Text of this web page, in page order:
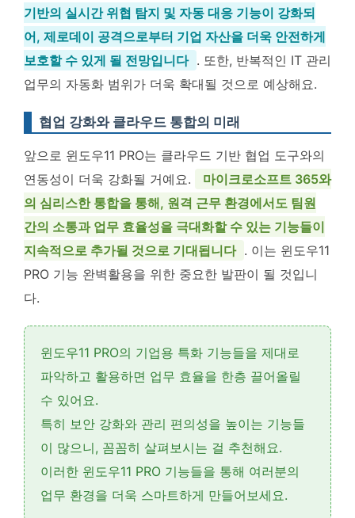
기반의 실시간 위협 탐지 및 자동 대응 기능이 강화되
어, 제로데이 공격으로부터 기업 자산을 더욱 안전하게
보호할 수 있게 될 전망입니다 . 또한, 반복적인 IT 관리
업무의 자동화 범위가 더욱 확대될 것으로 예상해요.
협업 강화와 클라우드 통합의 미래
앞으로 윈도우11 PRO는 클라우드 기반 협업 도구와의
연동성이 더욱 강화될 거예요.
마이크로소프트 365와
의 심리스한 통합을 통해, 원격 근무 환경에서도 팀원
간의 소통과 업무 효율성을 극대화할 수 있는 기능들이
지속적으로 추가될 것으로 기대됩니다 . 이는 윈도우11
PRO 기능 완벽활용을 위한 중요한 발판이 될 것입니
다.
윈도우11 PRO의 기업용 특화 기능들을 제대로
파악하고 활용하면 업무 효율을 한층 끌어올릴
수 있어요.
특히 보안 강화와 관리 편의성을 높이는 기능들
이 많으니, 꼼꼼히 살펴보시는 걸 추천해요.
이러한 윈도우11 PRO 기능들을 통해 여러분의
업무 환경을 더욱 스마트하게 만들어보세요.